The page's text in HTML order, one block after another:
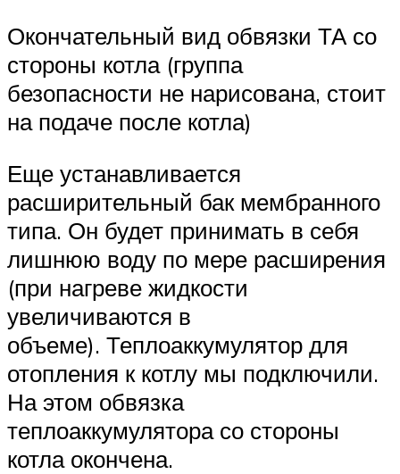
Окончательный вид обвязки ТА со
стороны котла (группа
безопасности не нарисована, стоит
на подаче после котла)
Еще устанавливается
расширительный бак мембранного
типа. Он будет принимать в себя
лишнюю воду по мере расширения
(при нагреве жидкости
увеличиваются в
объеме). Теплоаккумулятор для
отопления к котлу мы подключили.
На этом обвязка
теплоаккумулятора со стороны
котла окончена.